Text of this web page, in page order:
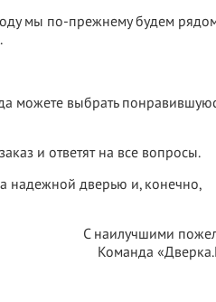
мы по-прежнему будем
можете выбрать
и ответят на все вопросы.
надежной дверью и, конечно,
С наилучшими
Команда